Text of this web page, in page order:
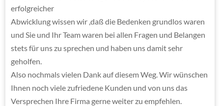
erfolgreicher
Abwicklung wissen wir ,daß die Bedenken grundlos waren
und Sie und Ihr Team waren bei allen Fragen und Belangen
stets für uns zu sprechen und haben uns damit sehr
geholfen.
Also nochmals vielen Dank auf diesem Weg. Wir wünschen
Ihnen noch viele zufriedene Kunden und von uns das
Versprechen Ihre Firma gerne weiter zu empfehlen.